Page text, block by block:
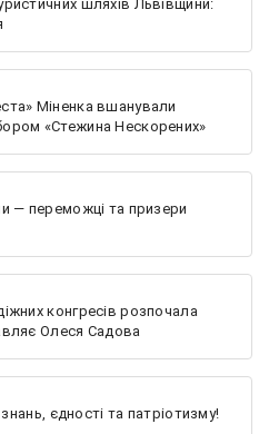
шляхів Львівщини:
Міненка вшанували
«Стежина Нескорених»
— переможці та призери
конгресів розпочала
Олеся Садова
єдності та патріотизму!